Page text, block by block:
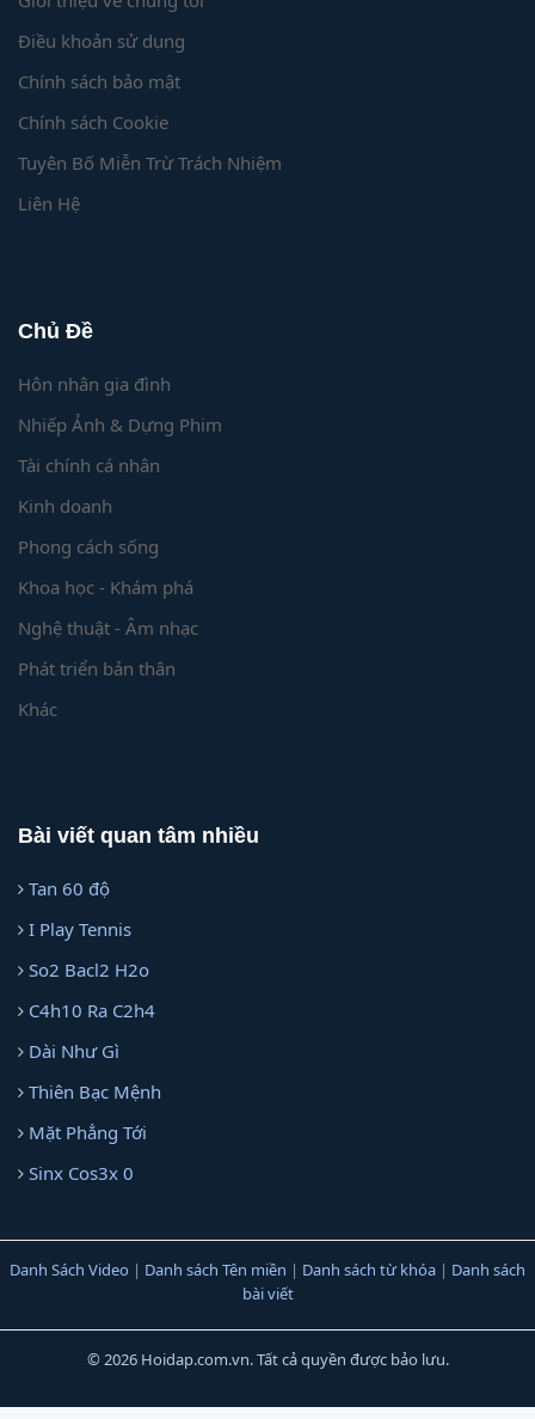
Điều khoản sử dụng
Chính sách bảo mật
Chính sách Cookie
Tuyên Bố Miễn Trừ Trách Nhiệm
Liên Hệ
Chủ Đề
Hôn nhân gia đình
Nhiếp Ảnh & Dựng Phim
Tài chính cá nhân
Kinh doanh
Phong cách sống
Khoa học - Khám phá
Nghệ thuật - Âm nhạc
Phát triển bản thân
Khác
Bài viết quan tâm nhiều
Tan 60 độ
I Play Tennis
So2 Bacl2 H2o
C4h10 Ra C2h4
Dài Như Gì
Thiên Bạc Mệnh
Mặt Phẳng Tới
Sinx Cos3x 0
Danh Sách Video | Danh sách Tên miền | Danh sách từ khóa | Danh sách
bài viết
© 2026 Hoidap.com.vn. Tất cả quyền được bảo lưu.